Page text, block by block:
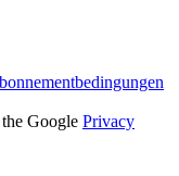
Google Privacy